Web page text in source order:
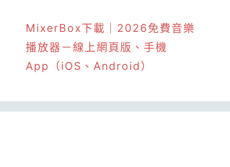
MixerBox下載｜2026免費音樂
播放器－線上網頁版、手機
App（iOS、Android）